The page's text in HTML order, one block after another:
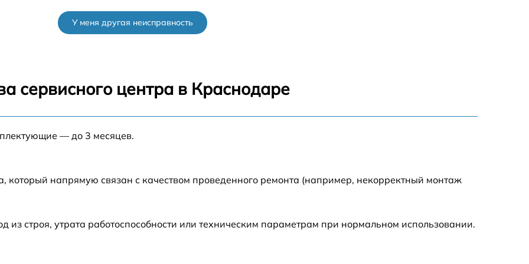
от 60 мин
У меня другая неисправность
сервисного центра в Краснодаре
— до 3 месяцев.
который напрямую связан с качеством проведенного ремонта (например, некорректный монтаж
строя, утрата работоспособности или техническим параметрам при нормальном использовании.